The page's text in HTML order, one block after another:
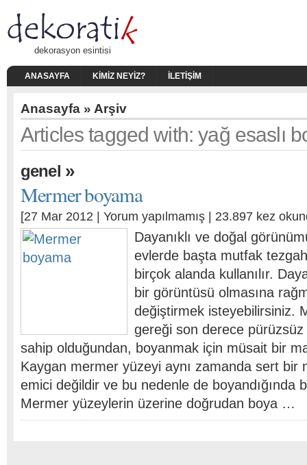
dekorasyon esintisi
ANASAYFA KIMIZ NEYIZ? İLETIŞIM
Anasayfa » Arşiv
Articles tagged with: yağ esaslı
genel »
Mermer boyama
[27 Mar 2012 | Yorum yapılmamış | 23.897 kez
Dayanıklı ve doğal
evlerde başta mutfak
birçok alanda kullanılır.
bir görüntüsü olmasına
değiştirmek isteyebilirsiniz.
gereği son derece
sahip olduğundan, boyanmak için müsait bir
Kaygan mermer yüzeyi aynı zamanda sert bir
emici değildir ve bu nedenle de boyandığında
Mermer yüzeylerin üzerine doğrudan boya …